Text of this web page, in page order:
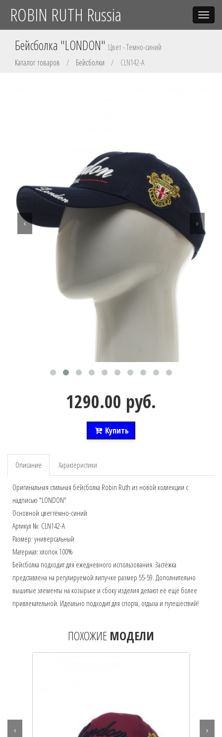
Toggle
ROBIN RUTH Russia
Бейсболка "LONDON" Цвет - Темно-синий
Каталог товаров
/ Бейсболки / CLN142-A
1290.00 руб.
Купить
Описание Характеристики
Оригинальная стильная бейсболка Robin Ruth из новой коллекции с
надписью "LONDON"
Основной цвет тёмно-синий
Артикул №: CLN142-A
Размер: универсальный
Материал: хлопок 100%
Бейсболка подходит для ежедневного использования. Застёжка
представлена на регулируемой липучке размер 55-59. Дополнительно
вышитые элементы на козырьке и сбоку изделия делают её ещё более
привлекательной. Идеально подходит для спорта, отдыха и путешествий!
ПОХОЖИЕ МОДЕЛИ